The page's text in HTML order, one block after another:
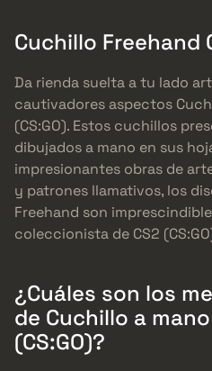
Cuchillo Freehand
Da rienda suelta a tu lado
cautivadores aspectos
(CS:GO). Estos cuchillos
dibujados a mano en sus
impresionantes obras de
y patrones llamativos, los
Freehand son
coleccionista de CS2
¿Cuáles son los
de Cuchillo a
(CS:GO)?